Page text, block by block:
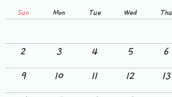
Sun Mon Tue Wed Thu
2
3 4 5 6
9
10 11 12 13